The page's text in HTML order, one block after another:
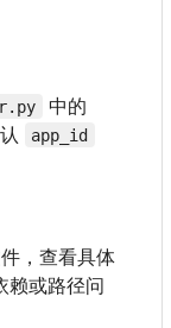
中的
app_id
，查看具体
赖或路径问